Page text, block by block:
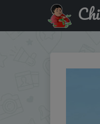
Знижка на